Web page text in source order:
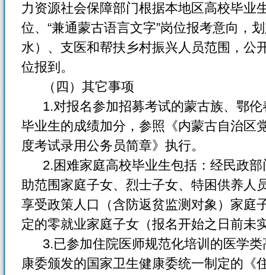
力资源社会保障部门根据本地区高校毕业
位、“兼通蒙古语言文字”岗位报考意向，
水）、支医和帮扶乡村振兴人员范围，公
位报到。
（四）其它事项
1.对报名参加招募考试的蒙古族、鄂伦
毕业生的成绩加分，参照《内蒙古自治区
度考试录用公务员简章》执行。
2.困难家庭高校毕业生包括：经民政部
助范围家庭子女、烈士子女、特困供养人
享受政策人口（含防返贫监测对象）家庭
定的零就业家庭子女（报名开始之日前未
3.已参加住院医师规范化培训的医学类
康委颁发的国家卫生健康委统一制定的《